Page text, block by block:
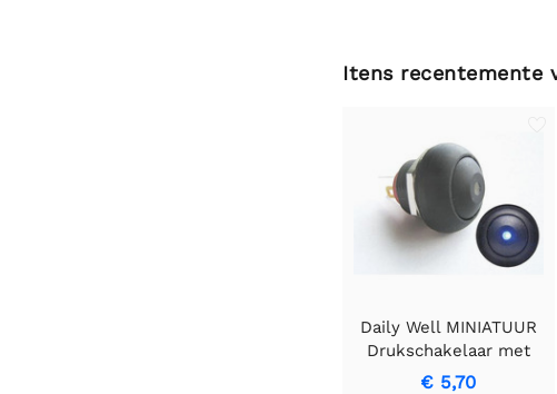
Itens recentemente
Daily Well MINIATUUR
Drukschakelaar met
Blauwe LED SPST UIT-
€ 5,70